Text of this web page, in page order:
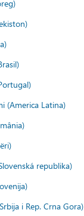
(America Latina)
republika)
i Rep. Crna Gora)